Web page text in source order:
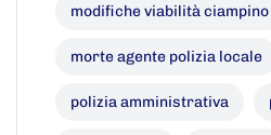
modifiche viabilità ciampino
morte agente polizia locale
polizia amministrativa